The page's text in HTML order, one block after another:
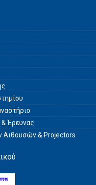
& Έρευνας
Αιθουσών & Projectors